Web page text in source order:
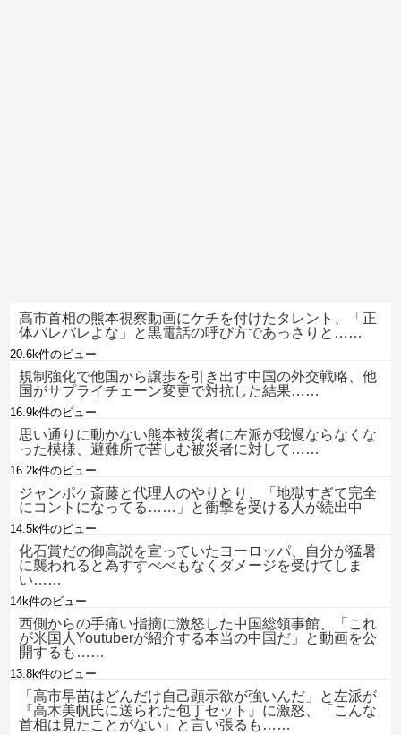
高市首相の熊本視察動画にケチを付けたタレント、「正
体バレバレよな」と黒電話の呼び方であっさりと……
20.6k件のビュー
規制強化で他国から譲歩を引き出す中国の外交戦略、他
国がサプライチェーン変更で対抗した結果……
16.9k件のビュー
思い通りに動かない熊本被災者に左派が我慢ならなくな
った模様、避難所で苦しむ被災者に対して……
16.2k件のビュー
ジャンポケ斎藤と代理人のやりとり、「地獄すぎて完全
にコントになってる……」と衝撃を受ける人が続出中
14.5k件のビュー
化石賞だの御高説を宣っていたヨーロッパ、自分が猛暑
に襲われると為すすべべもなくダメージを受けてしま
い……
14k件のビュー
西側からの手痛い指摘に激怒した中国総領事館、「これ
が米国人Youtuberが紹介する本当の中国だ」と動画を公
開するも……
13.8k件のビュー
「高市早苗はどんだけ自己顕示欲が強いんだ」と左派が
『高木美帆氏に送られた包丁セット』に激怒、「こんな
首相は見たことがない」と言い張るも……